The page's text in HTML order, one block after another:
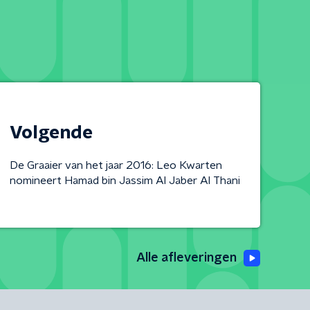
Volgende
De Graaier van het jaar 2016: Leo Kwarten
nomineert Hamad bin Jassim Al Jaber Al Thani
Alle afleveringen